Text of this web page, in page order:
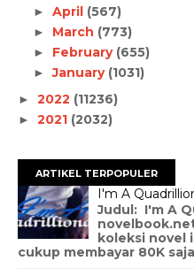
► April (567)
► March (773)
► February (655)
►January (1031)
► 2022 (11236)
► 2021 (2032)
ARTIKEL TERPOPULER
I'm A
Judul: I'm A
koleksi novel
cukup membayar 80K